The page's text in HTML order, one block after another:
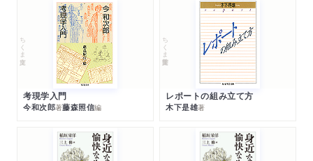
ちくま文庫
考現学入門
今和次郎著藤森照信編
ちくま学芸文庫
レポートの組み立て方
木下是雄著